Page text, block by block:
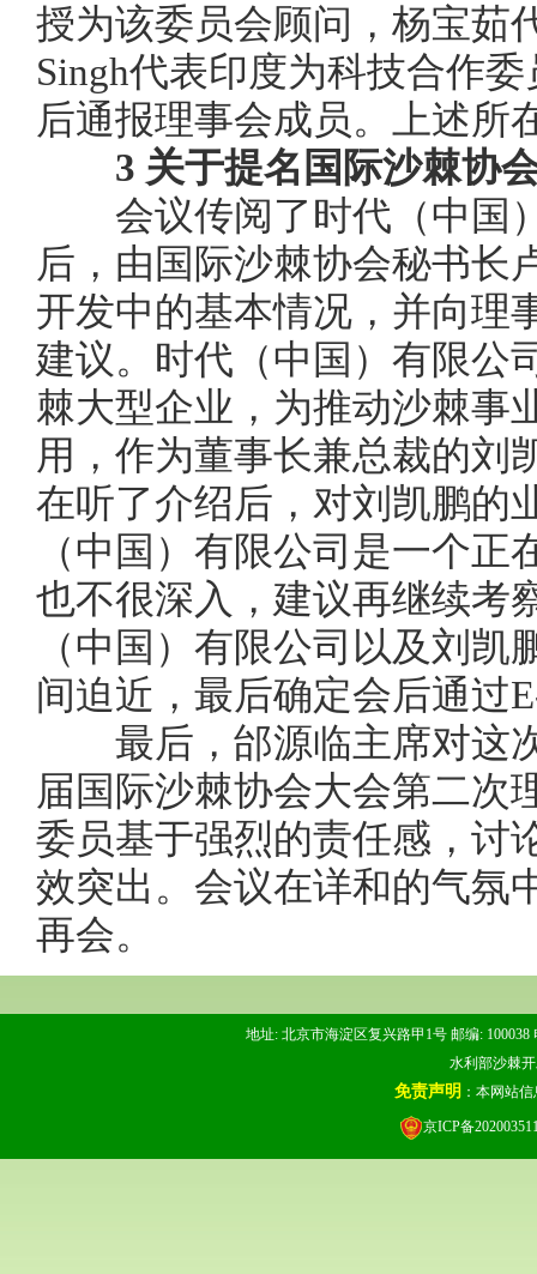
授为该委员会顾问，杨宝茹
Singh代表印度为科技合作
后通报理事会成员。上述所
3 关于提名国际沙棘协
会议传阅了时代（中国）
后，由国际沙棘协会秘书长
开发中的基本情况，并向理
建议。时代（中国）有限公
棘大型企业，为推动沙棘事
用，作为董事长兼总裁的刘
在听了介绍后，对刘凯鹏的
（中国）有限公司是一个
也不很深入，建议再继续考
（中国）有限公司以及刘
间迫近，最后确定会后通过
最后，邰源临主席对这次
届国际沙棘协会大会第二次
委员基于强烈的责任感，讨
效突出。会议在详和的气氛
再会。
地址: 北京市海淀区复兴路甲1号 邮编: 100038
水利部沙棘
免责声明 ：本网站
京ICP备